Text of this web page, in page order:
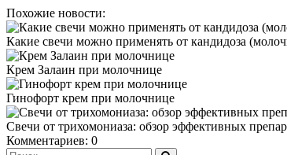
Похожие новости:
Какие свечи можно применять от кандидоза
Крем Залаин при молочнице
Гинофорт крем при молочнице
Свечи от трихомониаза: обзор эффективных
Комментариев: 0